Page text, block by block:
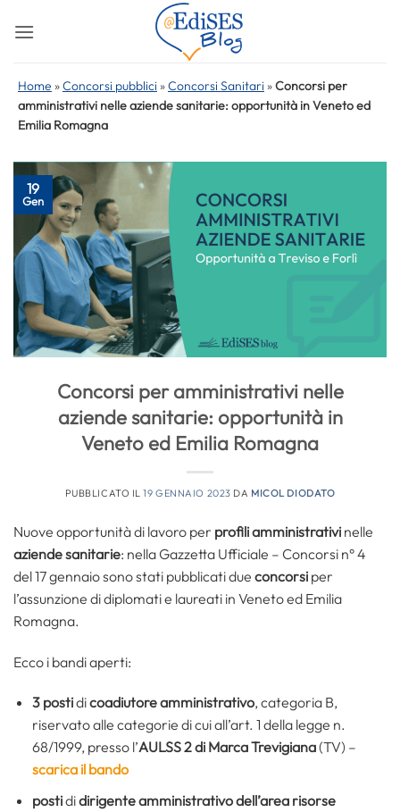
Home »Concorsi pubblici »Concorsi Sanitari »Concorsi per
amministrativi nelle aziende sanitarie: opportunità in Veneto ed
Emilia Romagna
19
Gen
Concorsi per amministrativi nelle
aziende sanitarie: opportunità in
Veneto ed Emilia Romagna
PUBBLICATO IL19 GENNAIO 2023 DA MICOL DIODATO
Nuove opportunità di lavoro per profili amministrativi nelle
aziende sanitarie: nella Gazzetta Ufficiale – Concorsi n° 4
del 17 gennaio sono stati pubblicati due concorsi per
l’assunzione di diplomati e laureati in Veneto ed Emilia
Romagna.
Ecco i bandi aperti:
3 postidicoadiutore amministrativo, categoria B,
riservato alle categorie di cui all’art. 1 della legge n.
68/1999, presso l’AULSS 2 di Marca Trevigiana(TV) –
scarica il bando
postididirigente amministrativo dell’area risorse